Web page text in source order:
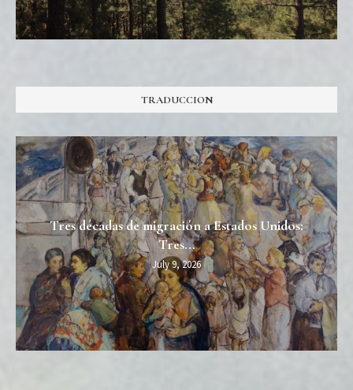
TRADUCCION
Tres décadas de migración a Estados Unidos:
Tres...
July 9, 2026